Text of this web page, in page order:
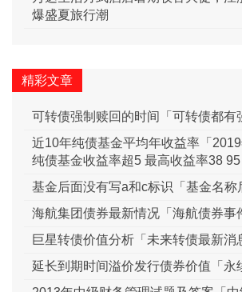
爆盛夏旅行潮
精彩文章
可转债强制赎回的时间「可转债都有
近10年纯债基金平均年收益率「
纯债基金收益率超5 最高收益率38 95
基金后面没有写a和c标识「基金名称
海航集团债券最新情况「海航债券事
巨星转债价值分析「未来转债最新消
延长到期时间溢价发行债券价值「永